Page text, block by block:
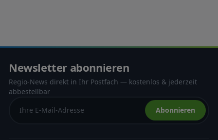
Newsletter abonnieren
Regio-News direkt in Ihr Postfach — kostenlos & jederzeit
abbestellbar
Abonnieren